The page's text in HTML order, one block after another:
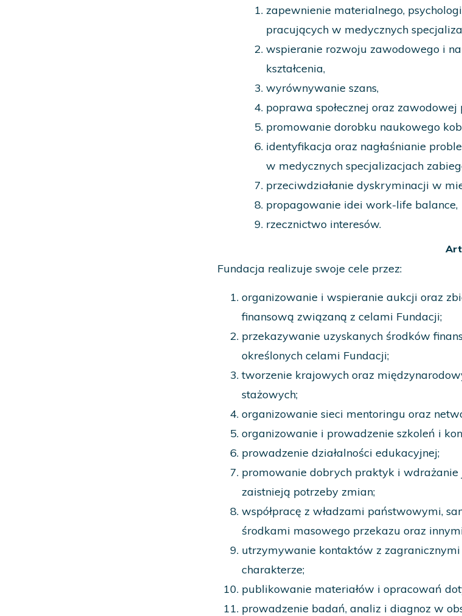
zapewnienie materialnego,
pracujących w medycznych
wspieranie rozwoju zawodowego i
kształcenia,
wyrównywanie szans,
poprawa społecznej oraz zawodowej
promowanie dorobku naukowego
identyfikacja oraz nagłaśnianie
w medycznych specjalizacjach
przeciwdziałanie dyskryminacji w
propagowanie idei work-life balance,
rzecznictwo interesów.
Fundacja realizuje swoje cele przez:
organizowanie i wspieranie aukcji oraz
finansową związaną z celami Fundacji;
przekazywanie uzyskanych środków
określonych celami Fundacji;
tworzenie krajowych oraz
stażowych;
organizowanie sieci mentoringu oraz
organizowanie i prowadzenie szkoleń i
prowadzenie działalności edukacyjnej;
promowanie dobrych praktyk i
zaistnieją potrzeby zmian;
współpracę z władzami państwowymi,
środkami masowego przekazu oraz
utrzymywanie kontaktów z
charakterze;
publikowanie materiałów i opracowań
prowadzenie badań, analiz i diagnoz w